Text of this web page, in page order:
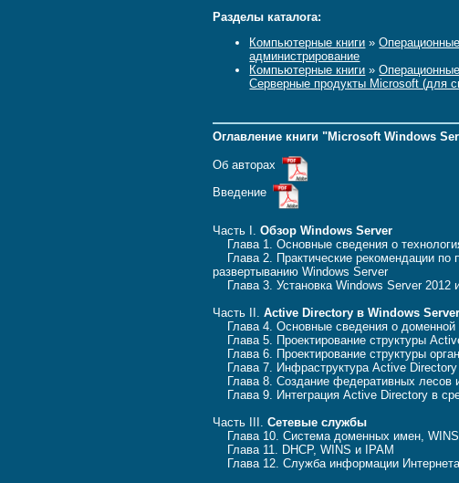
Разделы каталога:
Компьютерные книги »
администрирование
Компьютерные книги »
Серверные продукты Microsoft (для
Оглавление книги "Microsoft Windows
Об авторах
Введение
Часть I.Обзор Windows Server
Глава 1. Основные сведения о
Глава 2. Практические рекомендации по
развертыванию Windows Server
Глава 3. Установка Windows Server 2012
Часть II.Active Directory в Windows Server
Глава 4. Основные сведения о доменной
Глава 5. Проектирование структуры
Глава 6. Проектирование структуры
Глава 7. Инфраструктура Active Directory
Глава 8. Создание федеративных лесов
Глава 9. Интеграция Active Directory в
Часть III.Сетевые службы
Глава 10. Система доменных имен,
Глава 11. DHCP, WINS и IPAM
Глава 12. Служба информации